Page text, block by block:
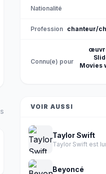
s
Nationalité
Profession chanteur/
Connu(e) pour
Movies
VOIR AUSSI
Taylor Swift
Beyoncé